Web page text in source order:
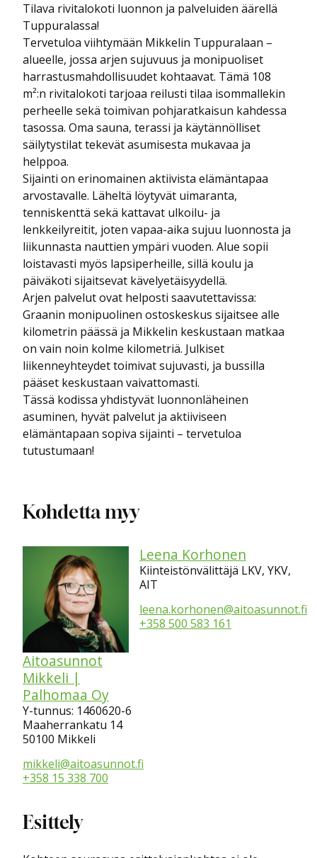
Tilava rivitalokoti luonnon ja palveluiden äärellä
Tuppuralassa!
Tervetuloa viihtymään Mikkelin Tuppuralaan –
alueelle, jossa arjen sujuvuus ja monipuoliset
harrastusmahdollisuudet kohtaavat. Tämä 108
m²:n rivitalokoti tarjoaa reilusti tilaa isommallekin
perheelle sekä toimivan pohjaratkaisun kahdessa
tasossa. Oma sauna, terassi ja käytännölliset
säilytystilat tekevät asumisesta mukavaa ja
helppoa.
Sijainti on erinomainen aktiivista elämäntapaa
arvostavalle. Läheltä löytyvät uimaranta,
tenniskenttä sekä kattavat ulkoilu- ja
lenkkeilyreitit, joten vapaa-aika sujuu luonnosta ja
liikunnasta nauttien ympäri vuoden. Alue sopii
loistavasti myös lapsiperheille, sillä koulu ja
päiväkoti sijaitsevat kävelyetäisyydellä.
Arjen palvelut ovat helposti saavutettavissa:
Graanin monipuolinen ostoskeskus sijaitsee alle
kilometrin päässä ja Mikkelin keskustaan matkaa
on vain noin kolme kilometriä. Julkiset
liikenneyhteydet toimivat sujuvasti, ja bussilla
pääset keskustaan vaivattomasti.
Tässä kodissa yhdistyvät luonnonläheinen
asuminen, hyvät palvelut ja aktiiviseen
elämäntapaan sopiva sijainti – tervetuloa
tutustumaan!
Kohdetta myy
Leena Korhonen
Kiinteistönvälittäjä LKV, YKV,
AIT
leena.korhonen@aitoasunnot.fi
+358 500 583 161
Aitoasunnot
Mikkeli |
Palhomaa Oy
Y-tunnus: 1460620-6
Maaherrankatu 14
50100 Mikkeli
mikkeli@aitoasunnot.fi
+358 15 338 700
Esittely